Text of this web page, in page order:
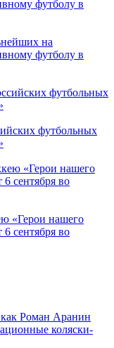
на
футболу в
футбольных
«Герои нашего
сентября во